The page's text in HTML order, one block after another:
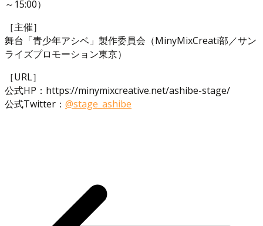
～15:00）
［主催］
舞台「青少年アシベ」製作委員会（MinyMixCreati部／サン
ライズプロモーション東京）
［URL］
公式HP：https://minymixcreative.net/ashibe-stage/
公式Twitter： @stage_ashibe